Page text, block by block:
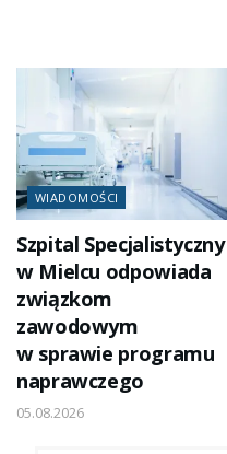
WIADOMOŚCI
Szpital Specjalistyczny
w Mielcu odpowiada
związkom
zawodowym
w sprawie programu
naprawczego
05.08.2026